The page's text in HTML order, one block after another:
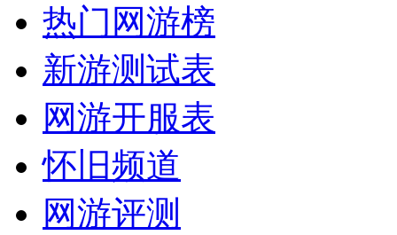
热门网游榜
新游测试表
网游开服表
怀旧频道
网游评测